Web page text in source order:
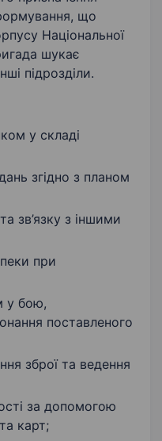
що
Національної
шукає
підрозділи.
у складі
згідно з планом
зв’язку з іншими
при
у бою,
поставленого
зброї та ведення
за допомогою
карт;